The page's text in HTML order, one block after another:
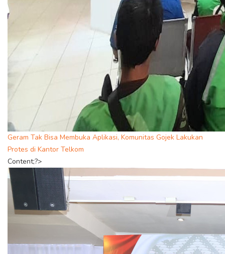
Geram Tak Bisa Membuka Aplikasi, Komunitas Gojek Lakukan
Protes di Kantor Telkom
Content;?>